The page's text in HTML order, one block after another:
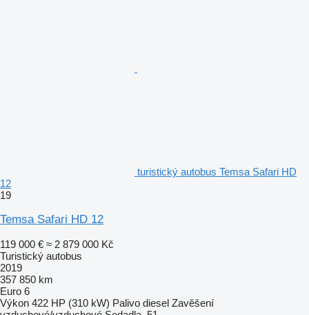
turistický autobus Temsa Safari HD
12
19
Temsa Safari HD 12
119 000 € ≈ 2 879 000 Kč
Turistický autobus
2019
357 850 km
Euro 6
Výkon 422 HP (310 kW) Palivo diesel Zavěšení